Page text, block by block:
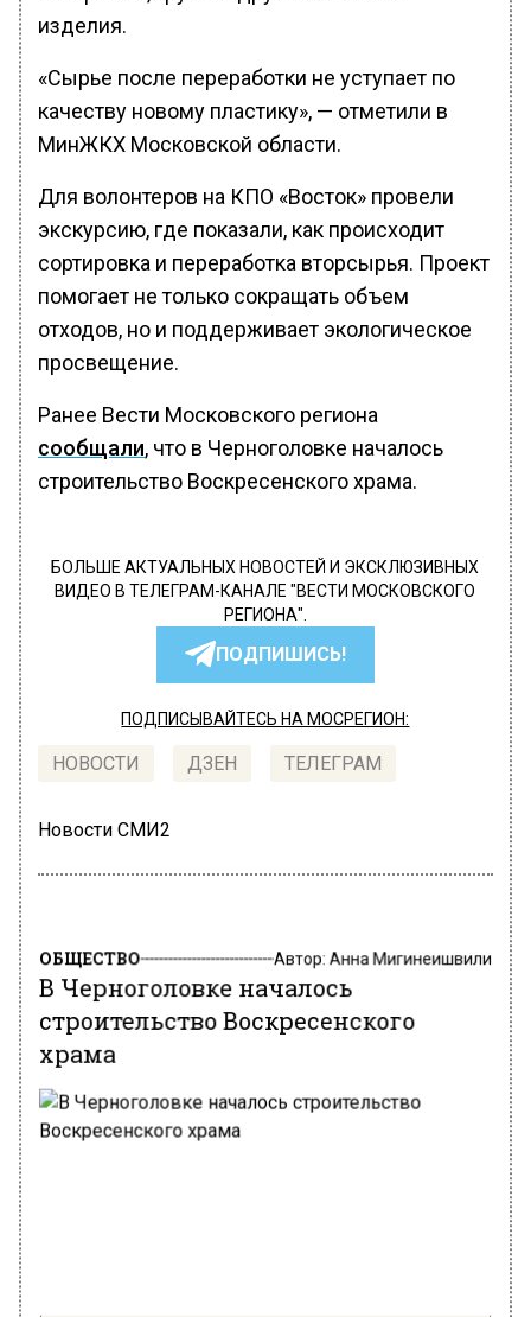
изделия.
«Сырье после переработки не уступает по
качеству новому пластику», — отметили в
МинЖКХ Московской области.
Для волонтеров на КПО «Восток» провели
экскурсию, где показали, как происходит
сортировка и переработка вторсырья. Проект
помогает не только сокращать объем
отходов, но и поддерживает экологическое
просвещение.
Ранее Вести Московского региона
сообщали, что в Черноголовке началось
строительство Воскресенского храма.
БОЛЬШЕ АКТУАЛЬНЫХ НОВОСТЕЙ И ЭКСКЛЮЗИВНЫХ
ВИДЕО В ТЕЛЕГРАМ-КАНАЛЕ "ВЕСТИ МОСКОВСКОГО
РЕГИОНА".
ПОДПИШИСЬ!
ПОДПИСЫВАЙТЕСЬ НА МОСРЕГИОН:
НОВОСТИ ДЗЕН ТЕЛЕГРАМ
Новости СМИ2
ОБЩЕСТВО Автор: Анна Мигинеишвили
В Черноголовке началось
строительство Воскресенского
храма